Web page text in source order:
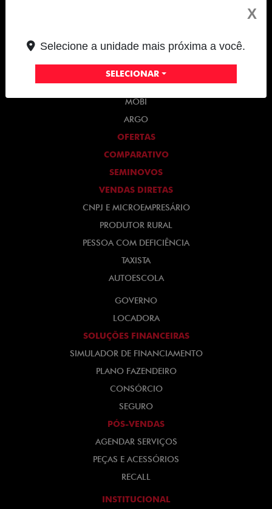
NOVA FIORINO
NOVO DUCATO
MOBI
ARGO
OFERTAS
COMPARATIVO
SEMINOVOS
VENDAS DIRETAS
CNPJ E MICROEMPRESÁRIO
PRODUTOR RURAL
PESSOA COM DEFICIÊNCIA
TAXISTA
AUTOESCOLA
GOVERNO
LOCADORA
SOLUÇÕES FINANCEIRAS
SIMULADOR DE FINANCIAMENTO
PLANO FAZENDEIRO
CONSÓRCIO
SEGURO
PÓS-VENDAS
AGENDAR SERVIÇOS
PEÇAS E ACESSÓRIOS
RECALL
INSTITUCIONAL
X
Selecione a unidade mais próxima a você.
SELECIONAR